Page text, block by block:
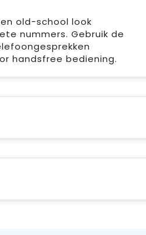
old-school look
nummers. Gebruik de
handsfree bediening.